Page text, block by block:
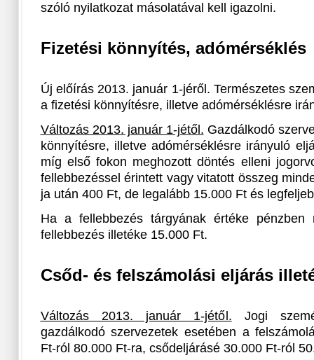
szóló nyilatkozat másolatával kell igazolni.
Fizetési könnyítés, adómérséklés
Új előírás 2013. január 1-jéről. Természetes
a fizetési könnyítésre, illetve adómérséklésre
Változás 2013. január 1-jétől. Gazdálkodó
könnyítésre, illetve adómérséklésre irányuló
míg első fokon meghozott döntés elleni
fellebbezéssel érintett vagy vitatott összeg
ja után 400 Ft, de legalább 15.000 Ft és
Ha a fellebbezés tárgyának értéke
fellebbezés illetéke 15.000 Ft.
Csőd- és felszámolási eljárás
Változás 2013. január 1-jétől. Jogi
gazdálkodó szervezetek esetében a
Ft-ról 80.000 Ft-ra, csődeljárásé 30.000 Ft-ról